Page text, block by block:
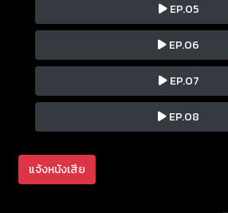
EP.05
EP.06
EP.07
EP.08
แจ้งหนังเสีย